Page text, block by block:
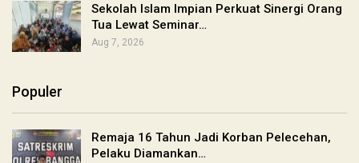
Sekolah Islam Impian Perkuat Sinergi Orang
Tua Lewat Seminar…
Aug 7, 2026
Populer
Remaja 16 Tahun Jadi Korban Pelecehan,
Pelaku Diamankan…